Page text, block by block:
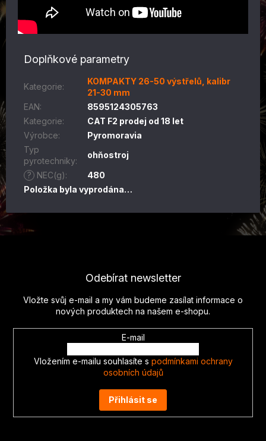
Doplňkové parametry
Kategorie:
KOMPAKTY 26-50 výstřelů, kalibr
21-30 mm
EAN:
8595124305763
Kategorie:
CAT F2 prodej od 18 let
Výrobce:
Pyromoravia
Typ
pyrotechniky:
ohňostroj
?
NEC(g):
480
Položka byla vyprodána…
Odebírat newsletter
Vložte svůj e-mail a my vám budeme zasílat informace o
nových produktech na našem e-shopu.
E-mail
Vložením e-mailu souhlasíte s podmínkami ochrany
osobních údajů
Přihlásit se